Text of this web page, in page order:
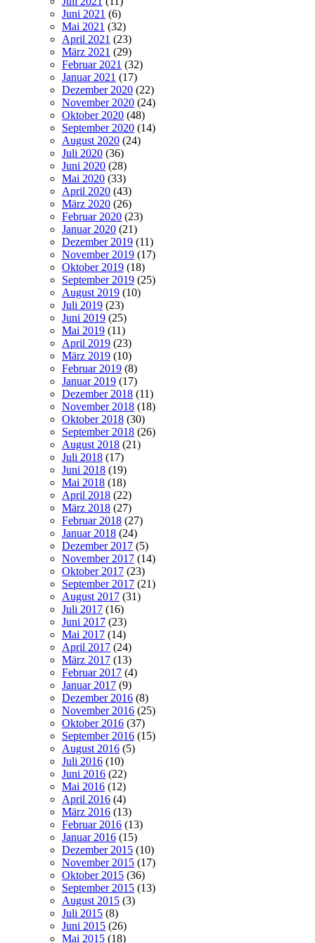
Juni 2021 (6)
Mai 2021 (32)
April 2021 (23)
März 2021 (29)
Februar 2021 (32)
Januar 2021 (17)
Dezember 2020 (22)
November 2020 (24)
Oktober 2020 (48)
September 2020 (14)
August 2020 (24)
Juli 2020 (36)
Juni 2020 (28)
Mai 2020 (33)
April 2020 (43)
März 2020 (26)
Februar 2020 (23)
Januar 2020 (21)
Dezember 2019 (11)
November 2019 (17)
Oktober 2019 (18)
September 2019 (25)
August 2019 (10)
Juli 2019 (23)
Juni 2019 (25)
Mai 2019 (11)
April 2019 (23)
März 2019 (10)
Februar 2019 (8)
Januar 2019 (17)
Dezember 2018 (11)
November 2018 (18)
Oktober 2018 (30)
September 2018 (26)
August 2018 (21)
Juli 2018 (17)
Juni 2018 (19)
Mai 2018 (18)
April 2018 (22)
März 2018 (27)
Februar 2018 (27)
Januar 2018 (24)
Dezember 2017 (5)
November 2017 (14)
Oktober 2017 (23)
September 2017 (21)
August 2017 (31)
Juli 2017 (16)
Juni 2017 (23)
Mai 2017 (14)
April 2017 (24)
März 2017 (13)
Februar 2017 (4)
Januar 2017 (9)
Dezember 2016 (8)
November 2016 (25)
Oktober 2016 (37)
September 2016 (15)
August 2016 (5)
Juli 2016 (10)
Juni 2016 (22)
Mai 2016 (12)
April 2016 (4)
März 2016 (13)
Februar 2016 (13)
Januar 2016 (15)
Dezember 2015 (10)
November 2015 (17)
Oktober 2015 (36)
September 2015 (13)
August 2015 (3)
Juli 2015 (8)
Juni 2015 (26)
Mai 2015 (18)